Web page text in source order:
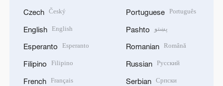
Czech Český
English English
Esperanto Esperanto
Filipino Filipino
French Français
Portuguese Português
Pashto پښتو
Romanian Română
Russian Русский
Serbian Српски